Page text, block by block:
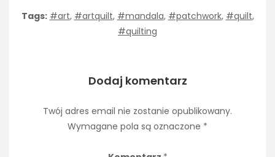
Tags: #art, #artquilt, #mandala, #patchwork, #quilt,
#quilting
Dodaj komentarz
Twój adres email nie zostanie opublikowany.
Wymagane pola są oznaczone *